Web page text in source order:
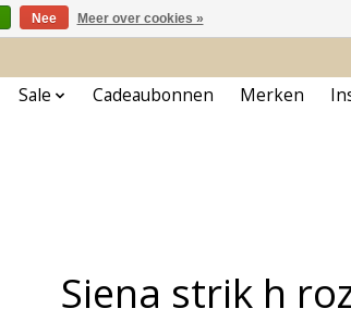
Sale Cadeaubonnen Merken
Siena strik h
Nee Meer over cookies »